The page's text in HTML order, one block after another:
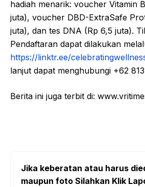
hadiah menarik: voucher Vitamin
juta), voucher DBD-ExtraSafe
juta), dan tes DNA (Rp 6,5 juta).
Pendaftaran dapat dilakukan
https://linktr.ee/
lanjut dapat menghubungi +62
Berita ini juga terbit di:
Jika keberatan atau harus
maupun foto Silahkan Klik